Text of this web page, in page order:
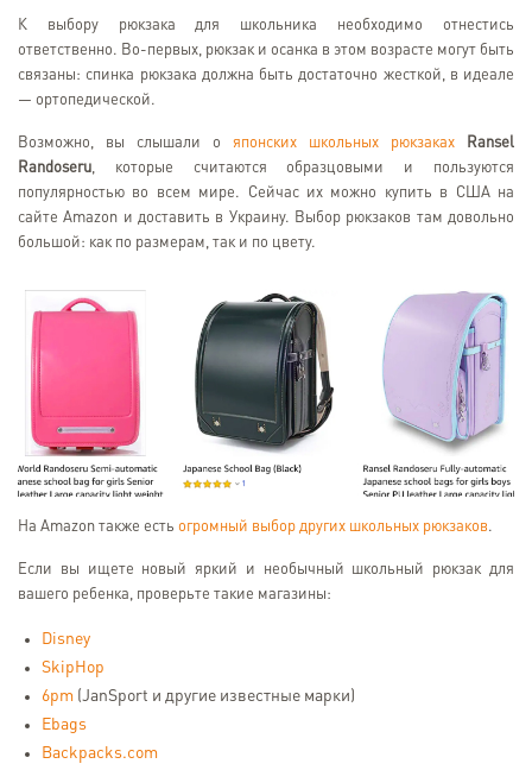
К выбору рюкзака для школьника необходимо отнестись
ответственно. Во-первых, рюкзак и осанка в этом возрасте могут быть
связаны: спинка рюкзака должна быть достаточно жесткой, в идеале
— ортопедической.
Возможно, вы слышали о японских школьных рюкзаках
Ransel
Randoseru, которые считаются образцовыми и пользуются
популярностью во всем мире. Сейчас их можно купить в США на
сайте Amazon и доставить в Украину. Выбор рюкзаков там довольно
большой: как по размерам, так и по цвету.
На Amazon также есть огромный выбор других школьных рюкзаков.
Если вы ищете новый яркий и необычный школьный рюкзак для
вашего ребенка, проверьте такие магазины:
Disney
SkipHop
6pm (JanSport и другие известные марки)
Ebags
Backpacks.com